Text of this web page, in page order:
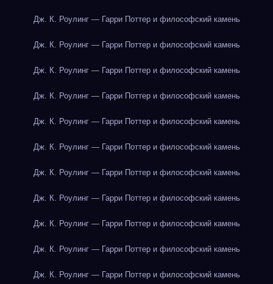
Дж. К. Роулинг — Гарри Поттер и философский камень
Дж. К. Роулинг — Гарри Поттер и философский камень
Дж. К. Роулинг — Гарри Поттер и философский камень
Дж. К. Роулинг — Гарри Поттер и философский камень
Дж. К. Роулинг — Гарри Поттер и философский камень
Дж. К. Роулинг — Гарри Поттер и философский камень
Дж. К. Роулинг — Гарри Поттер и философский камень
Дж. К. Роулинг — Гарри Поттер и философский камень
Дж. К. Роулинг — Гарри Поттер и философский камень
Дж. К. Роулинг — Гарри Поттер и философский камень
Дж. К. Роулинг — Гарри Поттер и философский камень